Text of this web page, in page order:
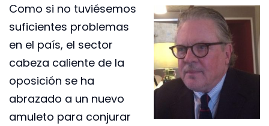
Como si no tuviésemos
suficientes problemas
en el país, el sector
cabeza caliente de la
oposición se ha
abrazado a un nuevo
amuleto para conjurar